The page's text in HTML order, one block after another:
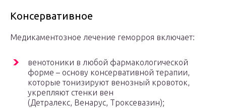
Консервативное
Медикаментозное лечение геморроя включает:
венотоники в любой фармакологической
форме – основу консервативной терапии,
которые тонизируют венозный кровоток,
укрепляют стенки вен
(Детралекс, Венарус, Троксевазин);